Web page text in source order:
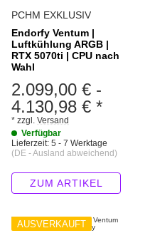
PCHM EXKLUSIV
Endorfy Ventum |
Luftkühlung ARGB |
RTX 5070ti | CPU nach
Wahl
2.099,00 € -
4.130,98 € *
* zzgl. Versand
Verfügbar
Lieferzeit: 5 - 7 Werktage
(DE - Ausland abweichend)
ZUM ARTIKEL
AUSVERKAUFT